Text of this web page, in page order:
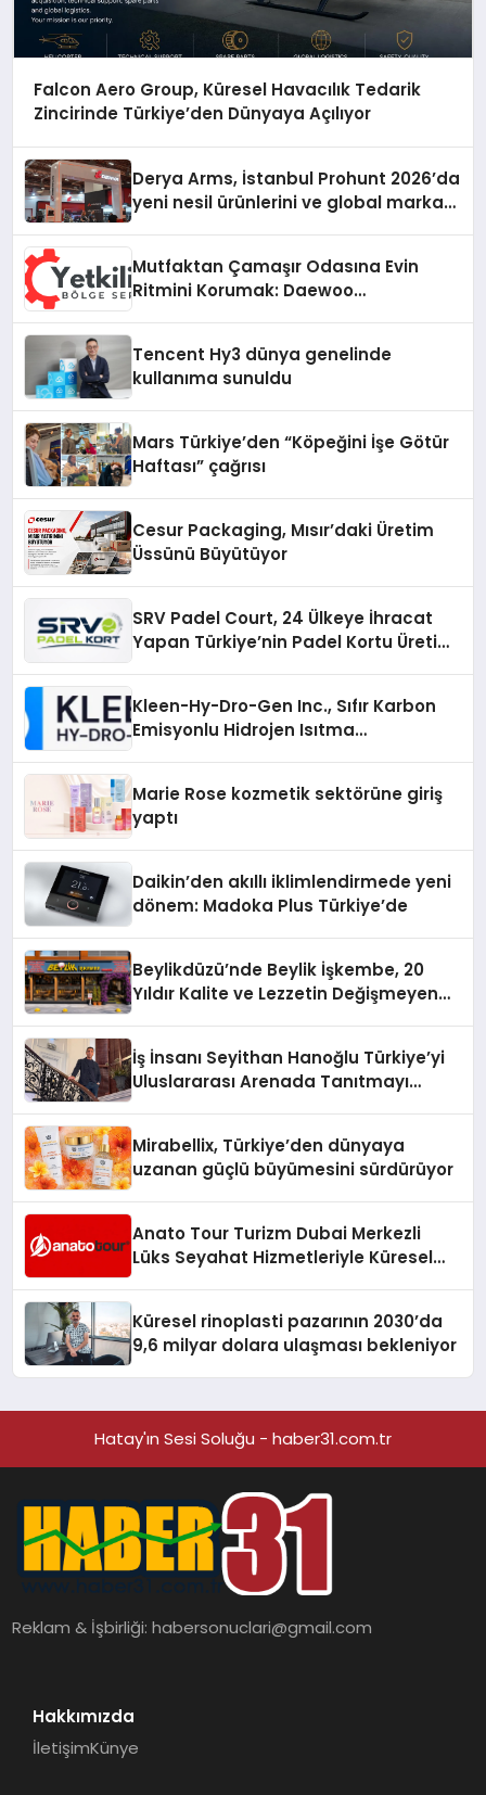
Falcon Aero Group, Küresel Havacılık Tedarik
Zincirinde Türkiye’den Dünyaya Açılıyor
Derya Arms, İstanbul Prohunt 2026’da
yeni nesil ürünlerini ve global marka
Mutfaktan Çamaşır Odasına Evin
Ritmini Korumak: Daewoo
Tencent Hy3 dünya genelinde
kullanıma sunuldu
Mars Türkiye’den “Köpeğini İşe Götür
Haftası” çağrısı
Cesur Packaging, Mısır’daki Üretim
Üssünü Büyütüyor
SRV Padel Court, 24 Ülkeye İhracat
Yapan Türkiye’nin Padel Kortu Üretim
Kleen-Hy-Dro-Gen Inc., Sıfır Karbon
Emisyonlu Hidrojen Isıtma
Marie Rose kozmetik sektörüne giriş
yaptı
Daikin’den akıllı iklimlendirmede yeni
dönem: Madoka Plus Türkiye’de
Beylikdüzü’nde Beylik İşkembe, 20
Yıldır Kalite ve Lezzetin Değişmeyen
İş İnsanı Seyithan Hanoğlu Türkiye’yi
Uluslararası Arenada Tanıtmayı
Mirabellix, Türkiye’den dünyaya
uzanan güçlü büyümesini sürdürüyor
Anato Tour Turizm Dubai Merkezli
Lüks Seyahat Hizmetleriyle Küresel
Küresel rinoplasti pazarının 2030’da
9,6 milyar dolara ulaşması bekleniyor
Hatay'ın Sesi Soluğu - haber31.com.tr
Reklam & İşbirliği:habersonuclari@gmail.com
Hakkımızda
İletişimKünye